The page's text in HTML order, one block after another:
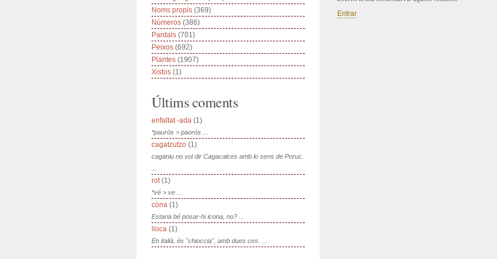
Entrar
Noms propis (369)
Números (386)
Pardals (701)
Peixos (692)
Plantes (1907)
Xistos (1)
Últims coments
enfaltat -ada (1)
*paurós > paorós ...
cagatzutzo (1)
caganiu no vol dir Cagacalces amb lo sens de Poruc.
rot(1)
*vé > ve ...
còna (1)
Estaria bé posar-hi icona, no? ...
lloca (1)
En italià, és "chioccia", amb dues ces. ...